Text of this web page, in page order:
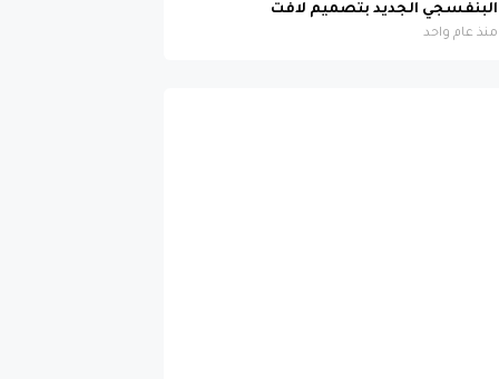
البنفسجي الجديد بتصميم لافت
منذ عام واحد